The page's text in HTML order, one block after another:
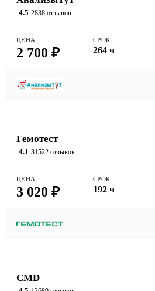
4.5 2838 отзывов
ЦЕНА
2 700 ₽
СРОК
264 ч
Гемотест
4.1 31522 отзывов
ЦЕНА
3 020 ₽
СРОК
192 ч
CMD